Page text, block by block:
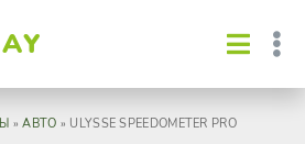
»АВТО » ULYSSE SPEEDOMETER PRO